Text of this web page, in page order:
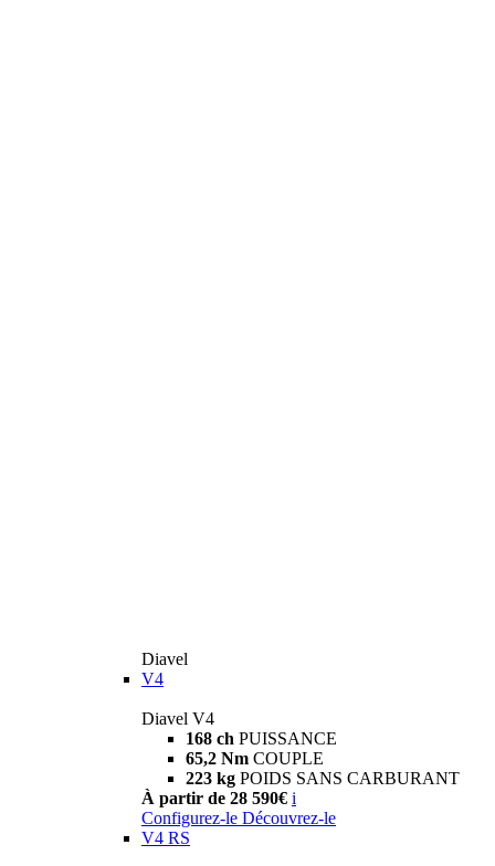
Diavel
V4
Diavel V4
168 ch PUISSANCE
65,2 Nm COUPLE
223 kg POIDS SANS CARBURANT
À partir de 28 590€ i
Configurez-le Découvrez-le
V4 RS